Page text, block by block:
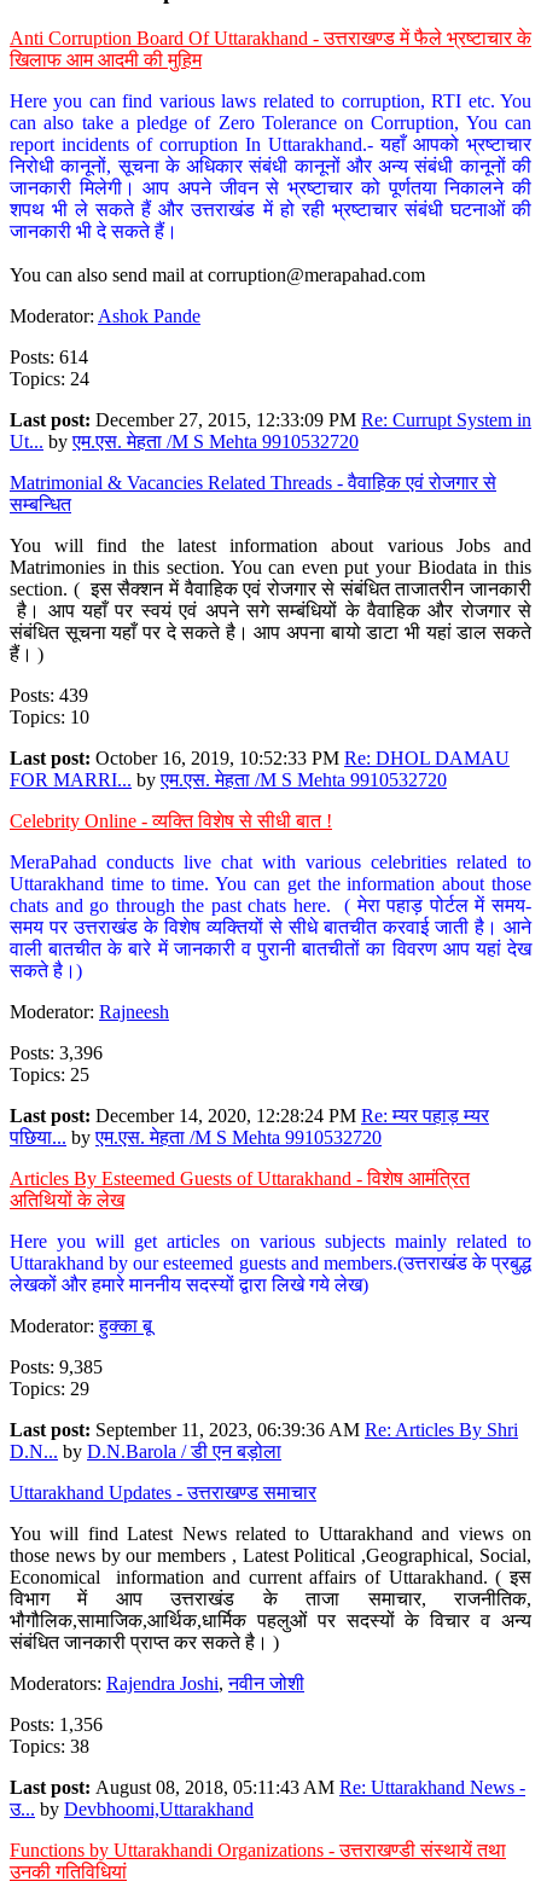
Anti Corruption Board Of Uttarakhand - उत्तराखण्ड में फैले भ्रष्टाचार के
खिलाफ आम आदमी की मुहिम
Here you can find various laws related to corruption, RTI etc. You
can also take a pledge of Zero Tolerance on Corruption, You can
report incidents of corruption In Uttarakhand.- यहाँ आपको भ्रष्टाचार
निरोधी कानूनों, सूचना के अधिकार संबंधी कानूनों और अन्य संबंधी कानूनों की
जानकारी मिलेगी। आप अपने जीवन से भ्रष्टाचार को पूर्णतया निकालने की
शपथ भी ले सकते हैं और उत्तराखंड में हो रही भ्रष्टाचार संबंधी घटनाओं की
जानकारी भी दे सकते हैं।
You can also send mail at corruption@merapahad.com
Moderator: Ashok Pande
Posts: 614
Topics: 24
Last post: December 27, 2015, 12:33:09 PM Re: Currupt System in
Ut... byएम.एस. मेहता /M S Mehta 9910532720
Matrimonial & Vacancies Related Threads - वैवाहिक एवं रोजगार से
सम्बन्धित
You will find the latest information about various Jobs and
Matrimonies in this section. You can even put your Biodata in this
section. ( इस सैक्शन में वैवाहिक एवं रोजगार से संबंधित ताजातरीन जानकारी
है। आप यहाँ पर स्वयं एवं अपने सगे सम्बंधियों के वैवाहिक और रोजगार से
संबंधित सूचना यहाँ पर दे सकते है। आप अपना बायो डाटा भी यहां डाल सकते
हैं। )
Posts: 439
Topics: 10
Last post: October 16, 2019, 10:52:33 PM Re: DHOL DAMAU
FOR MARRI... byएम.एस. मेहता /M S Mehta 9910532720
Celebrity Online - व्यक्ति विशेष से सीधी बात !
MeraPahad conducts live chat with various celebrities related to
Uttarakhand time to time. You can get the information about those
chats and go through the past chats here. ( मेरा पहाड़ पोर्टल में समय-
समय पर उत्तराखंड के विशेष व्यक्तियों से सीधे बातचीत करवाई जाती है। आने
वाली बातचीत के बारे में जानकारी व पुरानी बातचीतों का विवरण आप यहां देख
सकते है।)
Moderator: Rajneesh
Posts: 3,396
Topics: 25
Last post: December 14, 2020, 12:28:24 PM Re: म्यर पहाड़ म्यर
पछिया... byएम.एस. मेहता /M S Mehta 9910532720
Articles By Esteemed Guests of Uttarakhand - विशेष आमंत्रित
अतिथियों के लेख
Here you will get articles on various subjects mainly related to
Uttarakhand by our esteemed guests and members.(उत्तराखंड के प्रबुद्ध
लेखकों और हमारे माननीय सदस्यों द्वारा लिखे गये लेख)
Moderator:हुक्का बू
Posts: 9,385
Topics: 29
Last post: September 11, 2023, 06:39:36 AM Re: Articles By Shri
D.N... by D.N.Barola / डी एन बड़ोला
Uttarakhand Updates - उत्तराखण्ड समाचार
You will find Latest News related to Uttarakhand and views on
those news by our members , Latest Political ,Geographical, Social,
Economical information and current affairs of Uttarakhand. ( इस
विभाग में आप उत्तराखंड के ताजा समाचार, राजनीतिक,
भौगौलिक,सामाजिक,आर्थिक,धार्मिक पहलुओं पर सदस्यों के विचार व अन्य
संबंधित जानकारी प्राप्त कर सकते है। )
Moderators: Rajendra Joshi,नवीन जोशी
Posts: 1,356
Topics: 38
Last post: August 08, 2018, 05:11:43 AM Re: Uttarakhand News -
उ... by Devbhoomi,Uttarakhand
Functions by Uttarakhandi Organizations - उत्तराखण्डी संस्थायें तथा
उनकी गतिविधियां